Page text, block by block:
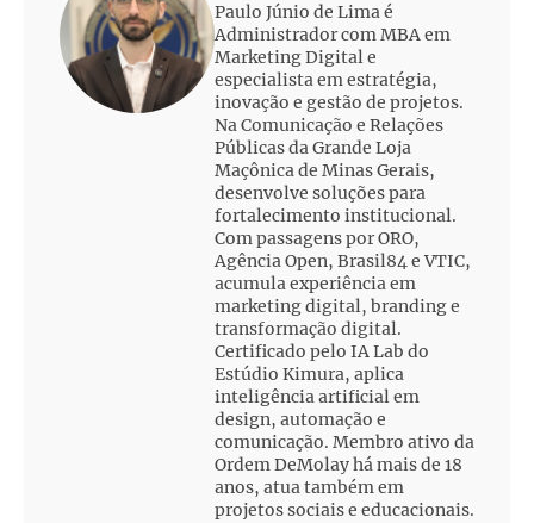
Paulo Júnio de Lima é
Administrador com MBA em
Marketing Digital e
especialista em estratégia,
inovação e gestão de projetos.
Na Comunicação e Relações
Públicas da Grande Loja
Maçônica de Minas Gerais,
desenvolve soluções para
fortalecimento institucional.
Com passagens por ORO,
Agência Open, Brasil84 e VTIC,
acumula experiência em
marketing digital, branding e
transformação digital.
Certificado pelo IA Lab do
Estúdio Kimura, aplica
inteligência artificial em
design, automação e
comunicação. Membro ativo da
Ordem DeMolay há mais de 18
anos, atua também em
projetos sociais e educacionais.